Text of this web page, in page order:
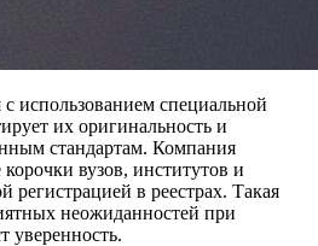
использованием специальной
их оригинальность и
стандартам. Компания
вузов, институтов и
регистрацией в реестрах. Такая
неожиданностей при
уверенность.